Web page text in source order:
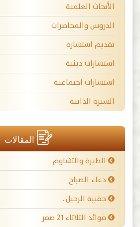
الأبحاث العلمية
الدروس والمحاضرات
تقديم استشارة
استشارات دينية
استشارات اجتماعية
السيرة الذاتية
المقالات
الطيرة والتشاوم
دعاء الصباح
حقيبة الرحيل..
فوائد الثلاثاء ٢١ صفر